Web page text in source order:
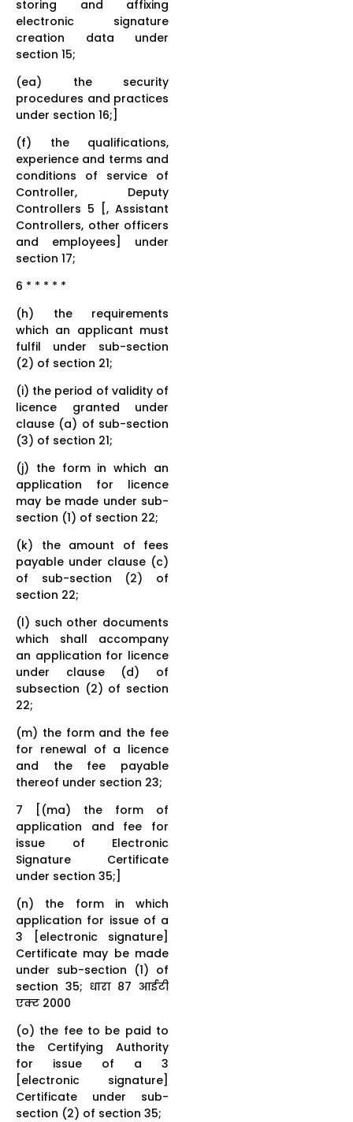
storing and affixing
electronic signature
creation data under
section 15;
(ea) the security
procedures and practices
under section 16;]
(f) the qualifications,
experience and terms and
conditions of service of
Controller, Deputy
Controllers 5 [, Assistant
Controllers, other officers
and employees] under
section 17;
6 * * * * *
(h) the requirements
which an applicant must
fulfil under sub-section
(2) of section 21;
(i) the period of validity of
licence granted under
clause (a) of sub-section
(3) of section 21;
(j) the form in which an
application for licence
may be made under sub-
section (1) of section 22;
(k) the amount of fees
payable under clause (c)
of sub-section (2) of
section 22;
(l) such other documents
which shall accompany
an application for licence
under clause (d) of
subsection (2) of section
22;
(m) the form and the fee
for renewal of a licence
and the fee payable
thereof under section 23;
7 [(ma) the form of
application and fee for
issue of Electronic
Signature Certificate
under section 35;]
(n) the form in which
application for issue of a
3 [electronic signature]
Certificate may be made
under sub-section (1) of
section 35; धारा 87 आईटी
एक्ट 2000
(o) the fee to be paid to
the Certifying Authority
for issue of a 3
[electronic signature]
Certificate under sub-
section (2) of section 35;